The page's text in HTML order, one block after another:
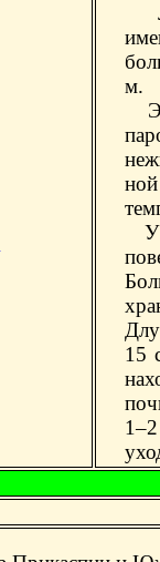
м.
У
15